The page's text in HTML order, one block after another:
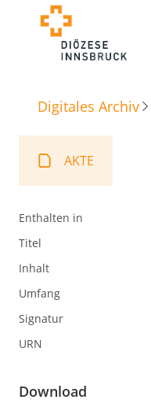
Digitales Archiv
AKTE
Enthalten in
Titel
Inhalt
Umfang
Signatur
URN
Download